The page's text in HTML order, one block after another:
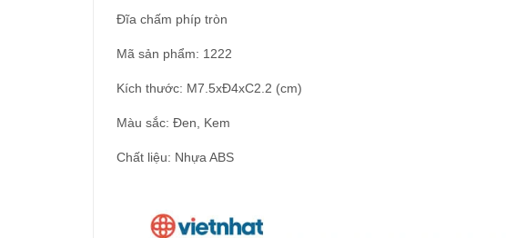
Đĩa chấm phíp tròn
Mã sản phẩm: 1222
Kích thước: M7.5xĐ4xC2.2 (cm)
Màu sắc: Đen, Kem
Chất liệu: Nhựa ABS